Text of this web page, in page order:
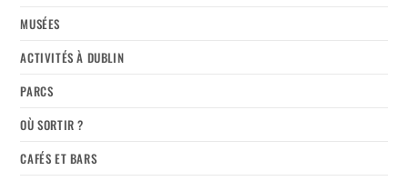
MUSÉES
ACTIVITÉS À DUBLIN
PARCS
OÙ SORTIR ?
CAFÉS ET BARS